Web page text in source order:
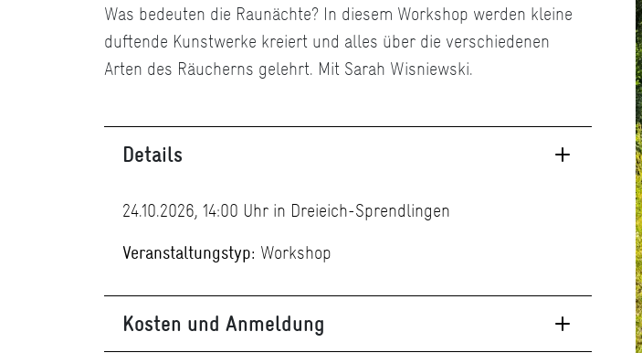
Was bedeuten die Raunächte? In diesem Workshop werden kleine
duftende Kunstwerke kreiert und alles über die verschiedenen
Arten des Räucherns gelehrt. Mit Sarah Wisniewski.
Details
24.10.2026, 14:00 Uhr in Dreieich-Sprendlingen
Veranstaltungstyp: Workshop
Kosten und Anmeldung